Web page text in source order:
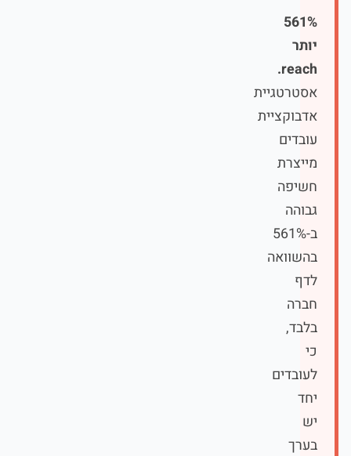
561%
יותר
reach.
אסטרטגיית
אדבוקציית
עובדים
מייצרת
חשיפה
גבוהה
ב-561%
בהשוואה
לדף
חברה
בלבד,
כי
לעובדים
יחד
יש
בערך